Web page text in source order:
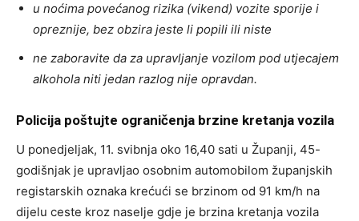
u noćima povećanog rizika (vikend) vozite sporije i
opreznije, bez obzira jeste li popili ili niste
ne zaboravite da za upravljanje vozilom pod utjecajem
alkohola niti jedan razlog nije opravdan.
Policija poštujte ograničenja brzine kretanja vozila
U ponedjeljak, 11. svibnja oko 16,40 sati u Županji, 45-
godišnjak je upravljao osobnim automobilom županjskih
registarskih oznaka krećući se brzinom od 91 km/h na
dijelu ceste kroz naselje gdje je brzina kretanja vozila